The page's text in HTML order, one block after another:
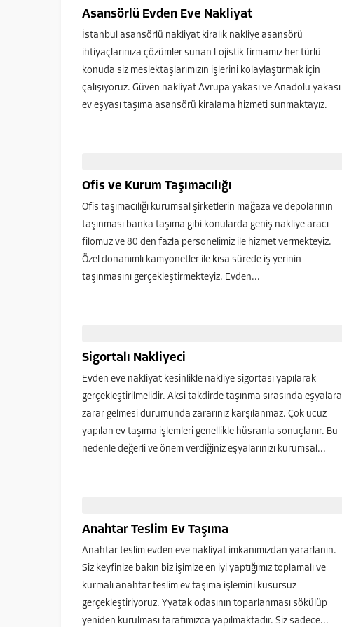
Asansörlü Evden Eve Nakliyat
İstanbul asansörlü nakliyat kiralık nakliye asansörü
ihtiyaçlarınıza çözümler sunan Lojistik firmamız her türlü
konuda siz meslektaşlarımızın işlerini kolaylaştırmak için
çalışıyoruz. Güven nakliyat Avrupa yakası ve Anadolu yakası
ev eşyası taşıma asansörü kiralama hizmeti sunmaktayız.
Ofis ve Kurum Taşımacılığı
Ofis taşımacılığı kurumsal şirketlerin mağaza ve depolarının
taşınması banka taşıma gibi konularda geniş nakliye aracı
filomuz ve 80 den fazla personelimiz ile hizmet vermekteyiz.
Özel donanımlı kamyonetler ile kısa sürede iş yerinin
taşınmasını gerçekleştirmekteyiz. Evden...
Sigortalı Nakliyeci
Evden eve nakliyat kesinlikle nakliye sigortası yapılarak
gerçekleştirilmelidir. Aksi takdirde taşınma sırasında eşyalara
zarar gelmesi durumunda zararınız karşılanmaz. Çok ucuz
yapılan ev taşıma işlemleri genellikle hüsranla sonuçlanır. Bu
nedenle değerli ve önem verdiğiniz eşyalarınızı kurumsal...
Anahtar Teslim Ev Taşıma
Anahtar teslim evden eve nakliyat imkanımızdan yararlanın.
Siz keyfinize bakın biz işimize en iyi yaptığımız toplamalı ve
kurmalı anahtar teslim ev taşıma işlemini kusursuz
gerçekleştiriyoruz. Yyatak odasının toparlanması sökülüp
yeniden kurulması tarafımızca yapılmaktadır. Siz sadece...